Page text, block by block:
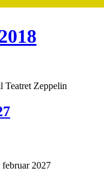
Teatret Zeppelin
2027